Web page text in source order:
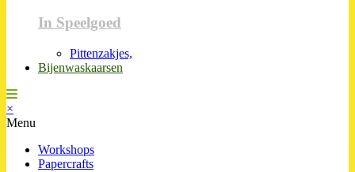
In Speelgoed
Pittenzakjes,
Bijenwaskaarsen
×
Menu
Workshops
Papercrafts